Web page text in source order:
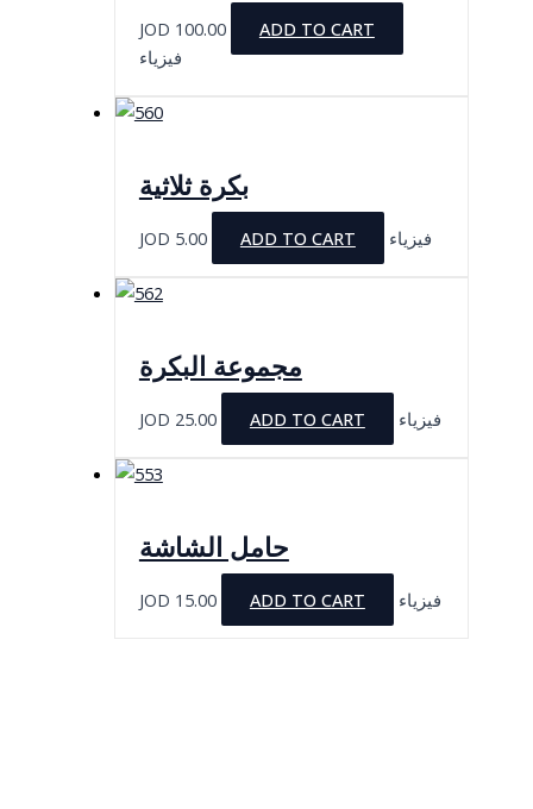
JOD 100.00
ADD TO CART
فيزياء
بكرة ثلاثية
JOD 5.00 ADD TO CART فيزياء
مجموعة البكرة
JOD 25.00 ADD TO CART فيزياء
حامل الشاشة
JOD 15.00 ADD TO CART فيزياء